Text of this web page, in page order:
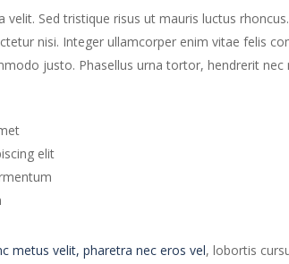
velit. Sed tristique risus ut mauris luctus
nisi. Integer ullamcorper enim vitae felis
justo. Phasellus urna tortor, hendrerit
elit
metus velit, pharetra nec eros vel, lobortis